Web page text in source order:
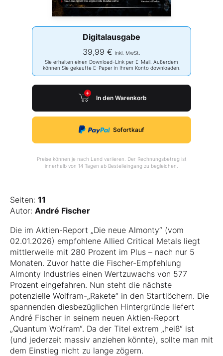
Digitalausgabe
39,99 € inkl. MwSt.
Sie erhalten einen Download-Link per E-Mail. Außerdem
können Sie gekaufte E-Paper in Ihrem Konto downloaden.
In den Warenkorb
Sofortkauf
Preise können je nach Land variieren. Der Rechnungsbetrag ist
innerhalb von 14 Tagen ab Bestelleingang zu begleichen.
Seiten: 11
Autor: André Fischer
Die im Aktien-Report „Die neue Almonty“ (vom
02.01.2026) empfohlene Allied Critical Metals liegt
mittlerweile mit 280 Prozent im Plus – nach nur 5
Monaten. Zuvor hatte die Fischer-Empfehlung
Almonty Industries einen Wertzuwachs von 577
Prozent eingefahren. Nun steht die nächste
potenzielle Wolfram-„Rakete“ in den Startlöchern. Die
spannenden diesbezüglichen Hintergründe liefert
André Fischer in seinem neuen Aktien-Report
„Quantum Wolfram“. Da der Titel extrem „heiß“ ist
(und jederzeit massiv anziehen könnte), sollte man mit
dem Einstieg nicht zu lange zögern.